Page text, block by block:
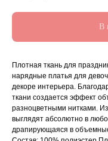
В
Плотная ткань для
нарядные платья для
декоре интерьера.
ткани создается эффект
разноцветными нитками.
выглядят абсолютно в
драпирующаяся в